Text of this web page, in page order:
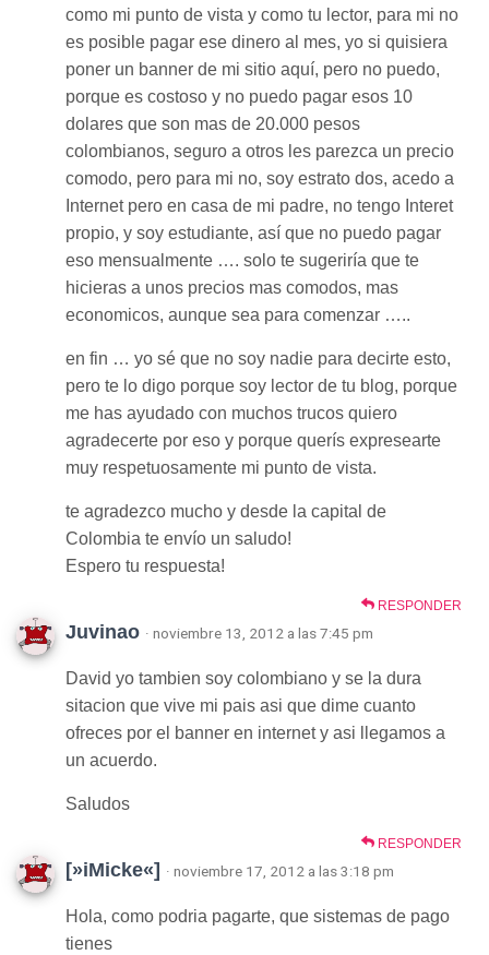
como mi punto de vista y como tu lector, para mi no
es posible pagar ese dinero al mes, yo si quisiera
poner un banner de mi sitio aquí, pero no puedo,
porque es costoso y no puedo pagar esos 10
dolares que son mas de 20.000 pesos
colombianos, seguro a otros les parezca un precio
comodo, pero para mi no, soy estrato dos, acedo a
Internet pero en casa de mi padre, no tengo Interet
propio, y soy estudiante, así que no puedo pagar
eso mensualmente …. solo te sugeriría que te
hicieras a unos precios mas comodos, mas
economicos, aunque sea para comenzar …..
en fin … yo sé que no soy nadie para decirte esto,
pero te lo digo porque soy lector de tu blog, porque
me has ayudado con muchos trucos quiero
agradecerte por eso y porque querís expresearte
muy respetuosamente mi punto de vista.
te agradezco mucho y desde la capital de
Colombia te envío un saludo!
Espero tu respuesta!
RESPONDER
Juvinao · noviembre 13, 2012 a las 7:45 pm
David yo tambien soy colombiano y se la dura
sitacion que vive mi pais asi que dime cuanto
ofreces por el banner en internet y asi llegamos a
un acuerdo.
Saludos
RESPONDER
[»iMicke«] · noviembre 17, 2012 a las 3:18 pm
Hola, como podria pagarte, que sistemas de pago
tienes